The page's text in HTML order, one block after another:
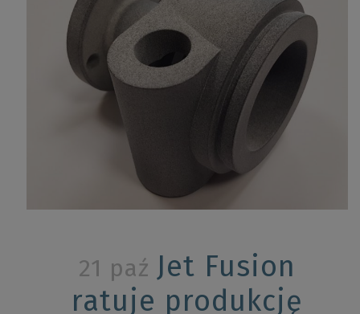
21 paź Jet Fusion
ratuje produkcję